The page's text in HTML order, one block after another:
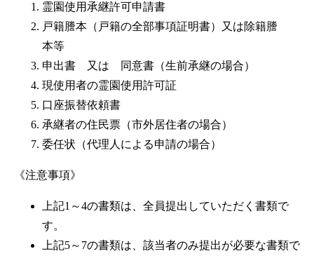
霊園使用承継許可申請書
戸籍謄本（戸籍の全部事項証明書）又は除籍謄
本等
申出書 又は 同意書（生前承継の場合）
現使用者の霊園使用許可証
口座振替依頼書
承継者の住民票（市外居住者の場合）
委任状（代理人による申請の場合）
《注意事項》
上記1～4の書類は、全員提出していただく書類で
す。
上記5～7の書類は、該当者のみ提出が必要な書類で